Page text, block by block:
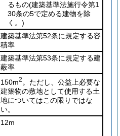
るもの(建築基準法施行令第1
30条の5で定める建物を除
く。)
建築基準法第52条に規定する容
積率
建築基準法第53条に規定する建
蔽率
150m2 。ただし、公益上必要な
建築物の敷地として使用する土
地についてはこの限りではな
い。
12m